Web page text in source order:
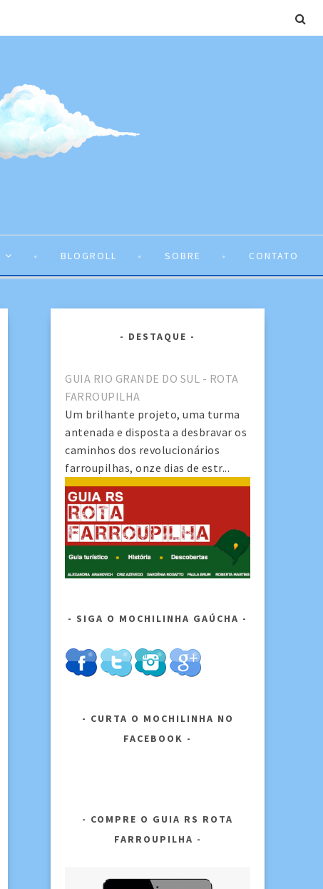
BLOGROLL SOBRE CONTATO
DESTAQUE
GUIA RIO GRANDE DO SUL - ROTA
FARROUPILHA
Um brilhante projeto, uma turma
antenada e disposta a desbravar os
caminhos dos revolucionários
farroupilhas, onze dias de estr...
SIGA O MOCHILINHA GAÚCHA
CURTA O MOCHILINHA NO
FACEBOOK
COMPRE O GUIA RS ROTA
FARROUPILHA